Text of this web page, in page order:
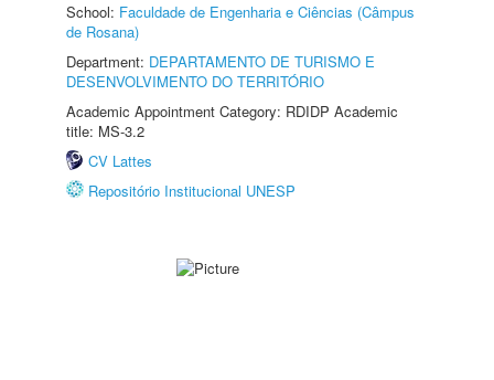
School: Faculdade de Engenharia e Ciências (Câmpus
de Rosana)
Department: DEPARTAMENTO DE TURISMO E
DESENVOLVIMENTO DO TERRITÓRIO
Academic Appointment Category: RDIDP Academic
title: MS-3.2
CV Lattes
Repositório Institucional UNESP